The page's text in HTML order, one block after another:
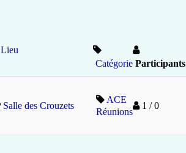
Lieu
CatégorieParticipants
Salle des Crouzets
ACE
Réunions
1 / 0